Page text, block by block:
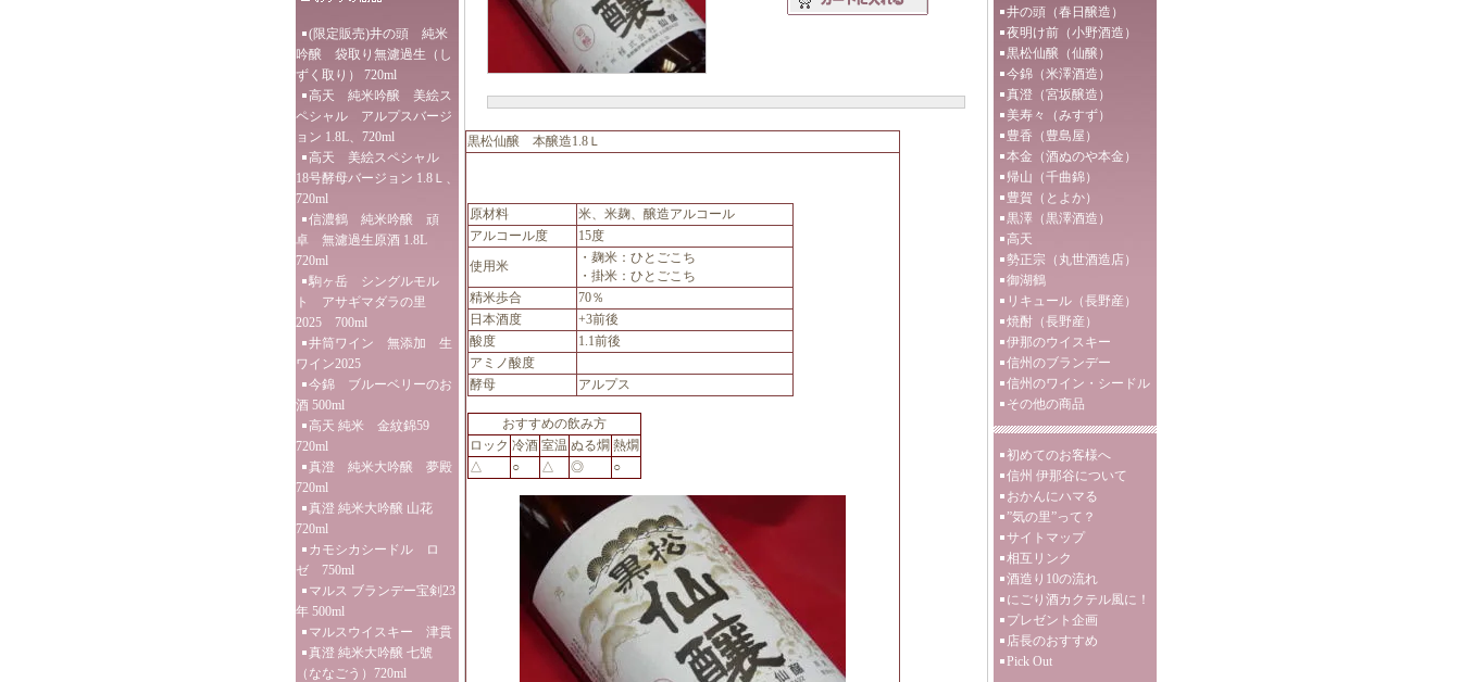
(限定販売)井の頭 純米
吟醸 袋取り無濾過生（し
ずく取り） 720ml
高天 純米吟醸 美絵ス
ペシャル アルプスバージ
ョン 1.8L、720ml
高天 美絵スペシャル
18号酵母バージョン 1.8Ｌ、
720ml
信濃鶴 純米吟醸 頑
卓 無濾過生原酒 1.8L
720ml
駒ヶ岳 シングルモル
ト アサギマダラの里
2025 700ml
井筒ワイン 無添加 生
ワイン2025
今錦 ブルーベリーのお
酒 500ml
高天 純米 金紋錦59
720ml
真澄 純米大吟醸 夢殿
720ml
真澄 純米大吟醸 山花
720ml
カモシカシードル ロ
ゼ 750ml
マルス ブランデー宝剣23
年 500ml
マルスウイスキー 津貫
真澄 純米大吟醸 七號
（ななごう）720ml
黒松仙醸 本醸造1.8Ｌ
原材料
米、米麹、醸造アルコール
アルコール度
15度
使用米
・麹米：ひとごこち
・掛米：ひとごこち
精米歩合
70％
日本酒度
+3前後
酸度
1.1前後
アミノ酸度
酵母
アルプス
おすすめの飲み方
ロック 冷酒 室温 ぬる燗 熱燗
△
○ △ ◎ ○
井の頭（春日醸造）
夜明け前（小野酒造）
黒松仙醸（仙醸）
今錦（米澤酒造）
真澄（宮坂醸造）
美寿々（みすず）
豊香（豊島屋）
本金（酒ぬのや本金）
帰山（千曲錦）
豊賀（とよか）
黒澤（黒澤酒造）
高天
勢正宗（丸世酒造店）
御湖鶴
リキュール（長野産）
焼酎（長野産）
伊那のウイスキー
信州のブランデー
信州のワイン・シードル
その他の商品
初めてのお客様へ
信州 伊那谷について
おかんにハマる
”気の里”って？
サイトマップ
相互リンク
酒造り10の流れ
にごり酒カクテル風に！
プレゼント企画
店長のおすすめ
Pick Out